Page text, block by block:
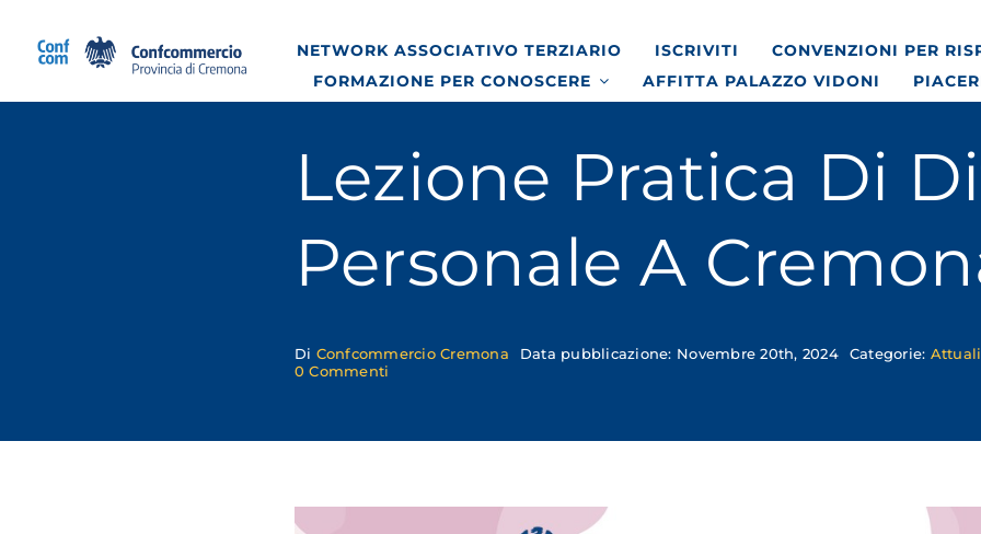
contenuto
NETWORK ASSOCIATIVO TERZIARIO ISCRIVITI CONVENZIONI PER
FORMAZIONE PER CONOSCERE
AFFITTA PALAZZO VIDONI
Lezione Pratica Di
Personale A
Di Confcommercio Cremona Data pubblicazione: Novembre 20th, 2024 Categorie:
0 Commenti
Difesa